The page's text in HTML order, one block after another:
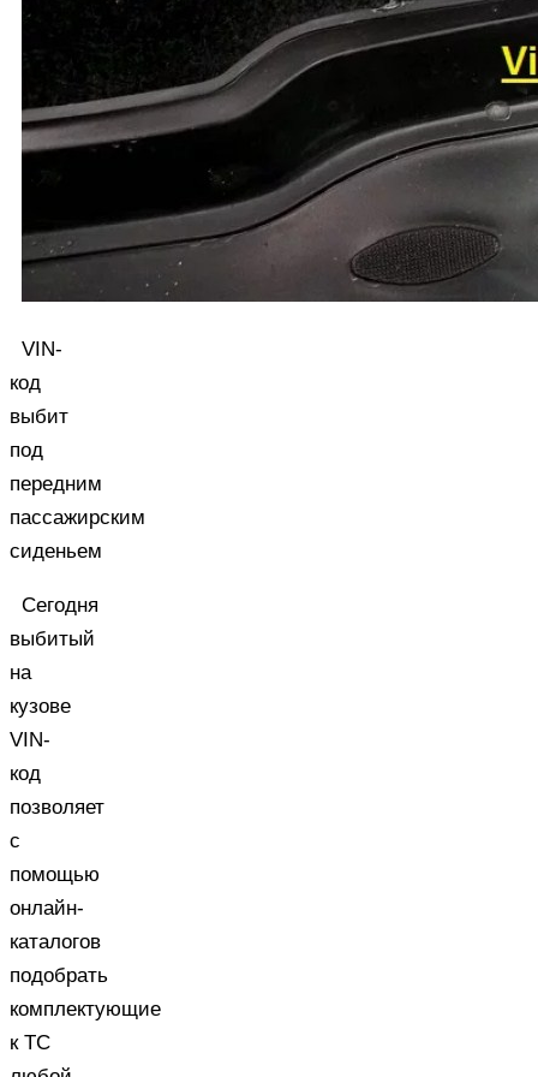
VIN-
код
выбит
под
передним
пассажирским
сиденьем
Сегодня
выбитый
на
кузове
VIN-
код
позволяет
с
помощью
онлайн-
каталогов
подобрать
комплектующие
к ТС